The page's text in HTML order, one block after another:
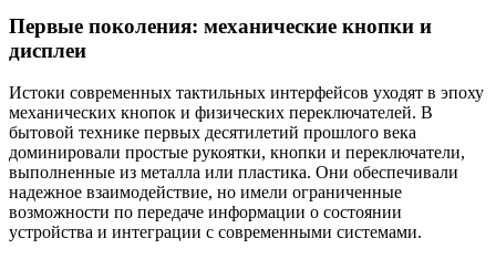
Первые поколения: механические кнопки и
дисплеи
Истоки современных тактильных интерфейсов уходят в эпоху
механических кнопок и физических переключателей. В
бытовой технике первых десятилетий прошлого века
доминировали простые рукоятки, кнопки и переключатели,
выполненные из металла или пластика. Они обеспечивали
надежное взаимодействие, но имели ограниченные
возможности по передаче информации о состоянии
устройства и интеграции с современными системами.